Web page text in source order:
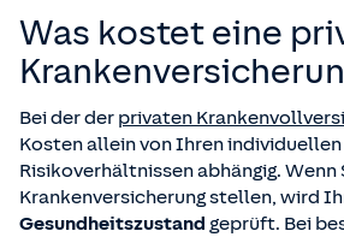
einer Zusatzversicherung absichern.
zweckgebunden. Sie können die
für eine Haushaltshilfe oder
um zu Hause einen geregelten
Abwesenheit sicher zu stellen.
Krankentagegeldversicherung . Sie
Einkommen bei längerer Krankheit
versichern wir ab der zweiten
Angestellte können
43. Tag der Krankschreibung
Wochen davor übernimmt der
Lohnfortzahlung, sodass eine
nicht notwendig ist.
Was kostet eine
Bei der der privaten
Kosten allein von Ihren individuellen
Risikoverhältnissen abhängig. Wenn
Krankenversicherung stellen, wird
Gesundheitszustand geprüft. Bei